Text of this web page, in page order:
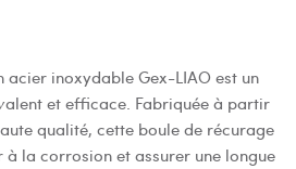
acier inoxydable Gex-LIAO est un
et efficace. Fabriquée à partir
qualité, cette boule de récurage
à la corrosion et assurer une longue